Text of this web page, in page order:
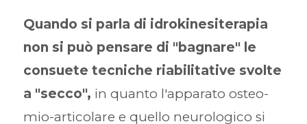
Quando si parla di idrokinesiterapia
non si può pensare di "bagnare" le
consuete tecniche riabilitative svolte
a "secco", in quanto l'apparato osteo-
mio-articolare e quello neurologico si